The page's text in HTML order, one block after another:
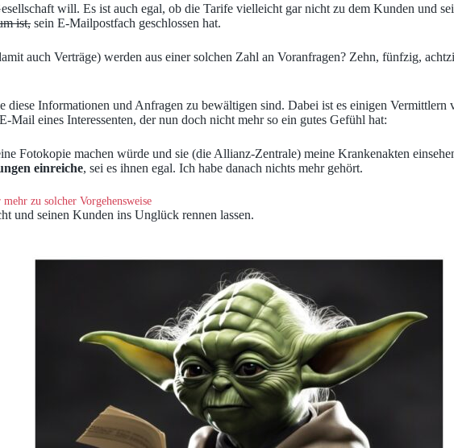
will. Es ist auch egal, ob die Tarife vielleicht gar nicht zu dem Kunden und
ist, sein E-Mailpostfach geschlossen hat.
auch Verträge) werden aus einer solchen Zahl an Voranfragen? Zehn, fünfzig,
diese Informationen und Anfragen zu bewältigen sind. Dabei ist es einigen
eines Interessenten, der nun doch nicht mehr so ein gutes Gefühl hat:
Fotokopie machen würde und sie (die Allianz-Zentrale) meine Krankenakten
einreiche, sei es ihnen egal. Ich habe danach nichts mehr gehört.
mehr zu solcher Vorgehensweise
und seinen Kunden ins Unglück rennen lassen.